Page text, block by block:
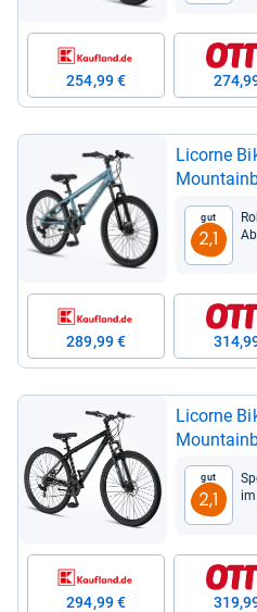
254,99 €
Licorne
Gut
2,1
289,99 €
Licorne
Gut
2,1
294,99 €